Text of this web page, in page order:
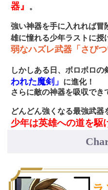
器』
。
強い神器を手に入れれば冒
雄に憧れる少年ラストに授
弱なハズレ武器「さびつ
しかしある日、ボロボロの
われた魔剣」
に進化！
さらに敵の神器を吸収で
どんどん強くなる最強武器
少年は英雄への道を駆